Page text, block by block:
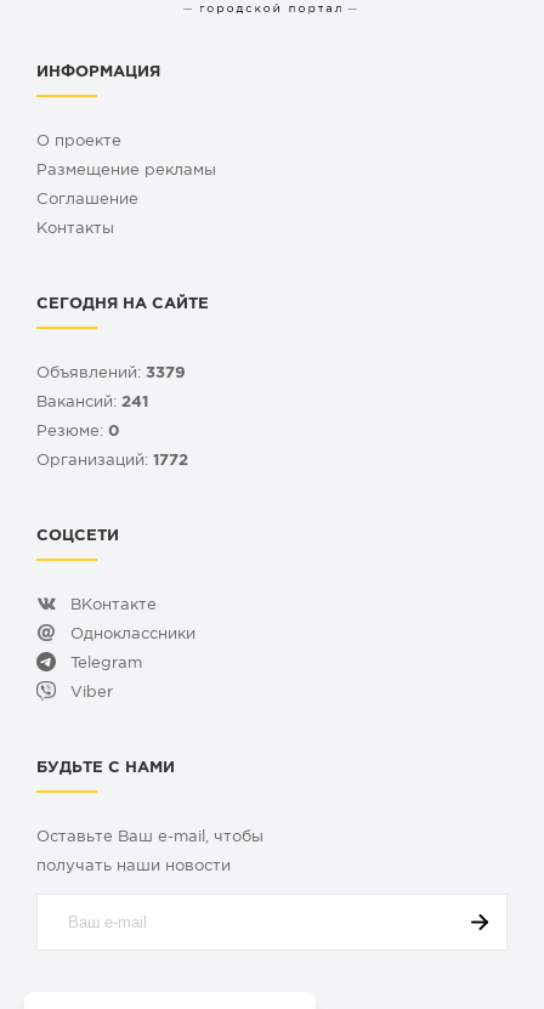
ИНФОРМАЦИЯ
О проекте
Размещение рекламы
Cоглашение
Контакты
СЕГОДНЯ НА САЙТЕ
Объявлений: 3379
Вакансий: 241
Резюме: 0
Организаций: 1772
СОЦСЕТИ
ВКонтакте
Одноклассники
Telegram
Viber
БУДЬТЕ С НАМИ
Оставьте Ваш e-mail, чтобы
получать наши новости